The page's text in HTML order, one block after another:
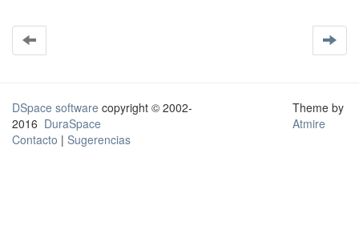
DSpace software copyright © 2002-
2016 DuraSpace
Contacto | Sugerencias
Theme by
Atmire